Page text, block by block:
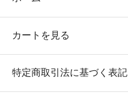
カートを見る
特定商取引法に基づく表記